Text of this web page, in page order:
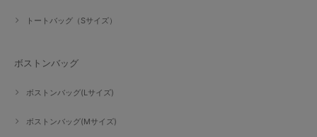
トートバッグ（Sサイズ）
ボストンバッグ
ボストンバッグ(Lサイズ)
ボストンバッグ(Mサイズ)